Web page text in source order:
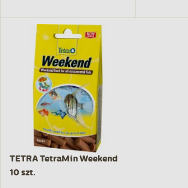
TETRA TetraMin Weekend
10 szt.